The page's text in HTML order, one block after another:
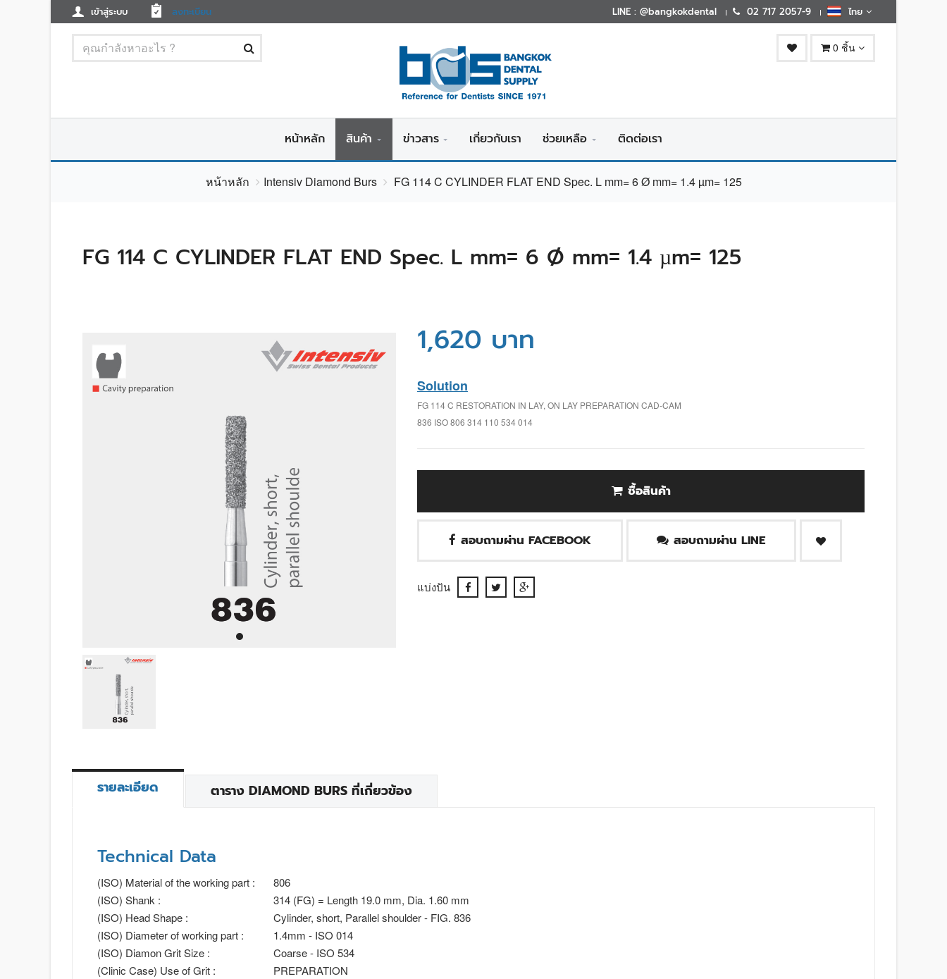
เข้าสู่ระบบ ลงทะเบียน LINE : @bangkokdental 02 717 2057-9 ไทย
0 ชิ้น
หน้าหลัก สินค้า ข่าวสาร เกี่ยวกับเรา ช่วยเหลือ ติดต่อเรา
หน้าหลัก Intensiv Diamond Burs FG 114 C CYLINDER FLAT END Spec. L mm= 6 Ø mm= 1.4 µm= 125
FG 114 C CYLINDER FLAT END Spec. L mm= 6 Ø mm= 1.4 µm= 125
1,620 บาท
Solution
FG 114 C RESTORATION IN LAY, ON LAY PREPARATION CAD-CAM
836 ISO 806 314 110 534 014
ซื้อสินค้า
สอบถามผ่าน FACEBOOK สอบถามผ่าน LINE
แบ่งปัน
รายละเอียด ตาราง DIAMOND BURS ที่เกี่ยวข้อง
Technical Data
(ISO) Material of the working part :
806
(ISO) Shank :
314 (FG) = Length 19.0 mm, Dia. 1.60 mm
(ISO) Head Shape :
Cylinder, short, Parallel shoulder - FIG. 836
(ISO) Diameter of working part :
1.4mm - ISO 014
(ISO) Diamon Grit Size :
Coarse - ISO 534
(Clinic Case) Use of Grit :
PREPARATION